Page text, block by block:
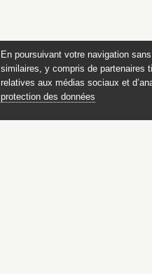
En poursuivant votre navigation
similaires, y compris de partenaires
relatives aux médias sociaux et
protection des données